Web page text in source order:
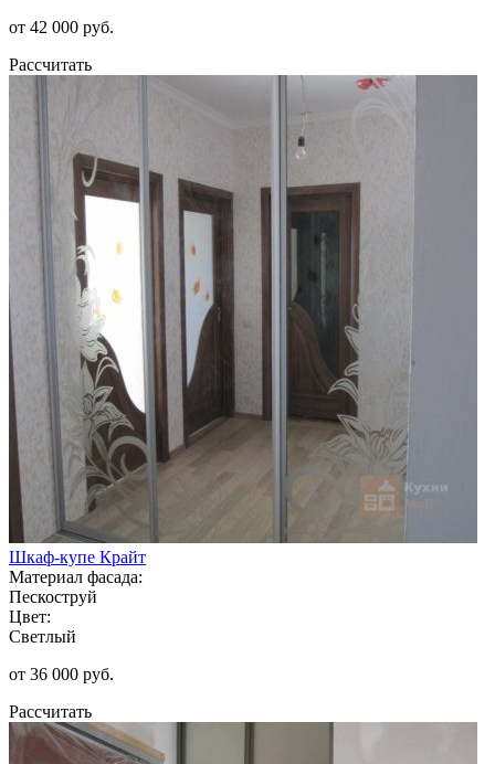
от 42 000 руб.
Рассчитать
Шкаф-купе Крайт
Материал фасада:
Пескоструй
Цвет:
Светлый
от 36 000 руб.
Рассчитать